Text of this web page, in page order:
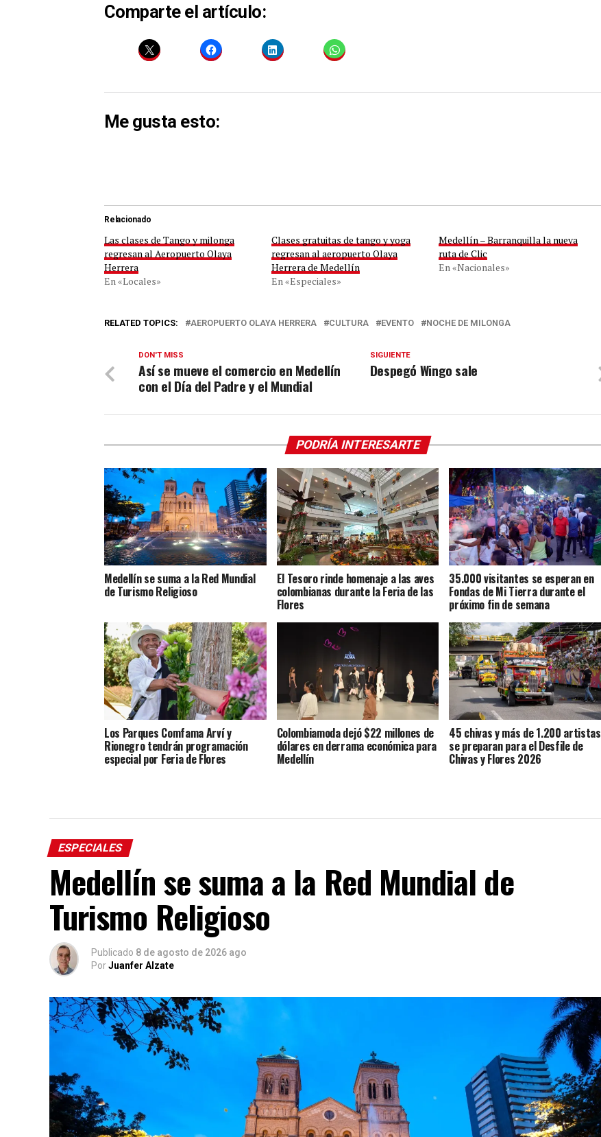
Comparte el artículo:
Me gusta esto:
Relacionado
Las clases de Tango y milonga
regresan al Aeropuerto Olaya
Herrera
En «Locales»
Clases gratuitas de tango y yoga
regresan al aeropuerto Olaya
Herrera de Medellín
En «Especiales»
Medellín – Barranquilla la nueva
ruta de Clic
En «Nacionales»
RELATED TOPICS: AEROPUERTO OLAYA HERRERA CULTURA EVENTO NOCHE DE MILONGA
SIGUIENTE
Despegó Wingo sale
DON'T MISS
Así se mueve el comercio en Medellín
con el Día del Padre y el Mundial
PODRÍA INTERESARTE
Medellín se suma a la Red Mundial
de Turismo Religioso
El Tesoro rinde homenaje a las aves
colombianas durante la Feria de las
Flores
35.000 visitantes se esperan en
Fondas de Mi Tierra durante el
próximo fin de semana
Los Parques Comfama Arví y
Rionegro tendrán programación
especial por Feria de Flores
Colombiamoda dejó $22 millones de
dólares en derrama económica para
Medellín
45 chivas y más de 1.200 artistas
se preparan para el Desfile de
Chivas y Flores 2026
ESPECIALES
Medellín se suma a la Red Mundial de
Turismo Religioso
Publicado 8 de agosto de 2026 ago
PorJuanfer Alzate